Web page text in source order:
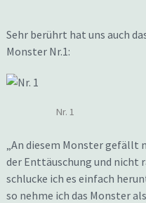
Sehr berührt hat uns auch
Monster Nr.1:
Nr. 1
„An diesem Monster
der Enttäuschung und nicht
schlucke ich es einfach
so nehme ich das Monster